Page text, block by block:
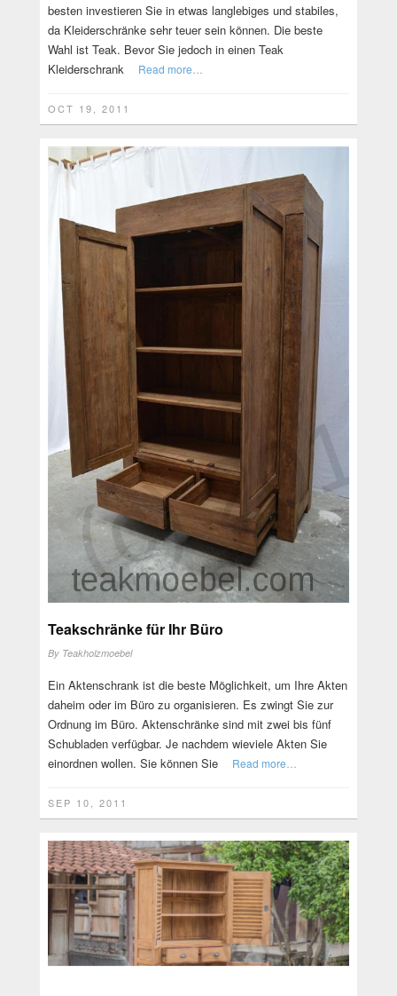
besten investieren Sie in etwas langlebiges und stabiles,
da Kleiderschränke sehr teuer sein können. Die beste
Wahl ist Teak. Bevor Sie jedoch in einen Teak
Kleiderschrank
Read more…
OCT 19, 2011
Teakschränke für Ihr Büro
By Teakholzmoebel
Ein Aktenschrank ist die beste Möglichkeit, um Ihre Akten
daheim oder im Büro zu organisieren. Es zwingt Sie zur
Ordnung im Büro. Aktenschränke sind mit zwei bis fünf
Schubladen verfügbar. Je nachdem wieviele Akten Sie
einordnen wollen. Sie können Sie
Read more…
SEP 10, 2011